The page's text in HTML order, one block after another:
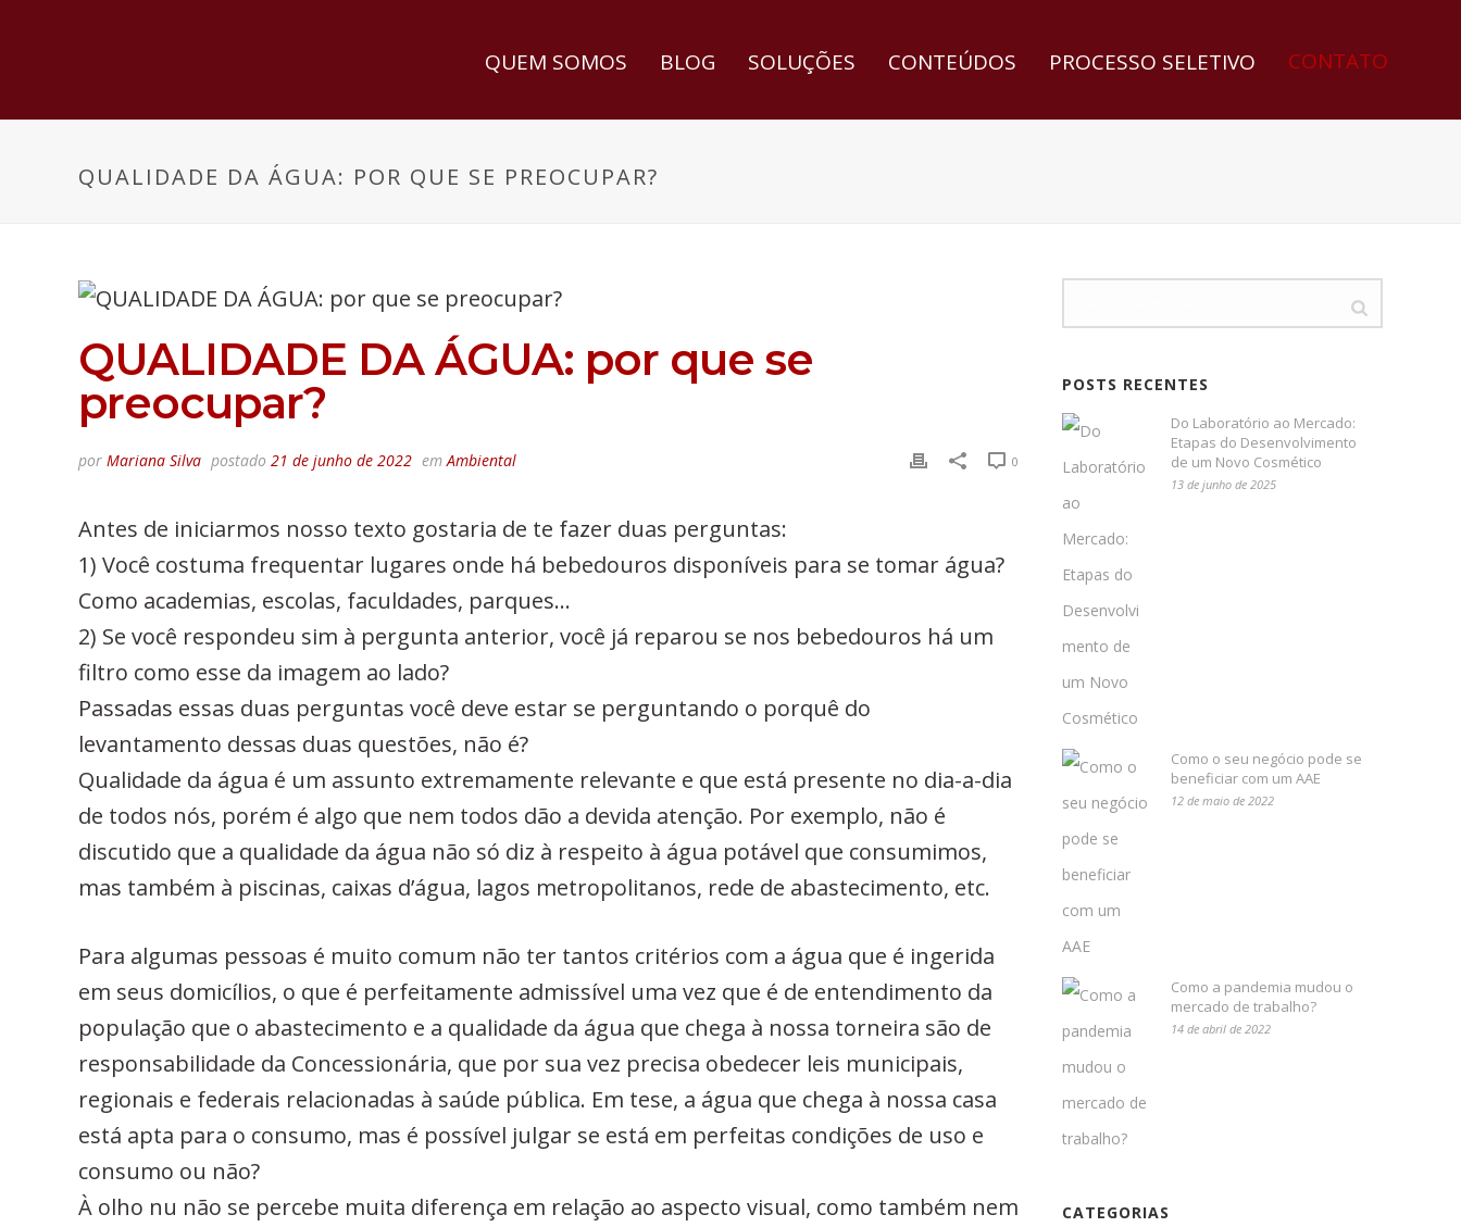
QUEM SOMOS BLOG SOLUÇÕES CONTEÚDOS PROCESSO SELETIVO CONTATO
QUALIDADE DA ÁGUA: POR QUE SE PREOCUPAR?
QUALIDADE DA ÁGUA: por que se
preocupar?
por Mariana Silva postado 21 de junho de 2022 emAmbiental 0
Antes de iniciarmos nosso texto gostaria de te fazer duas perguntas:
1) Você costuma frequentar lugares onde há bebedouros disponíveis para se tomar água?
Como academias, escolas, faculdades, parques…
2) Se você respondeu sim à pergunta anterior, você já reparou se nos bebedouros há um
filtro como esse da imagem ao lado?
Passadas essas duas perguntas você deve estar se perguntando o porquê do
levantamento dessas duas questões, não é?
Qualidade da água é um assunto extremamente relevante e que está presente no dia-a-dia
de todos nós, porém é algo que nem todos dão a devida atenção. Por exemplo, não é
discutido que a qualidade da água não só diz à respeito à água potável que consumimos,
mas também à piscinas, caixas d’água, lagos metropolitanos, rede de abastecimento, etc.
Para algumas pessoas é muito comum não ter tantos critérios com a água que é ingerida
em seus domicílios, o que é perfeitamente admissível uma vez que é de entendimento da
população que o abastecimento e a qualidade da água que chega à nossa torneira são de
responsabilidade da Concessionária, que por sua vez precisa obedecer leis municipais,
regionais e federais relacionadas à saúde pública. Em tese, a água que chega à nossa casa
está apta para o consumo, mas é possível julgar se está em perfeitas condições de uso e
consumo ou não?
À olho nu não se percebe muita diferença em relação ao aspecto visual, como também nem
POSTS RECENTES
Do Laboratório ao Mercado:
Etapas do Desenvolvimento
de um Novo Cosmético
13 de junho de 2025
Como o seu negócio pode se
beneficiar com um AAE
12 de maio de 2022
Como a pandemia mudou o
mercado de trabalho?
14 de abril de 2022
CATEGORIAS